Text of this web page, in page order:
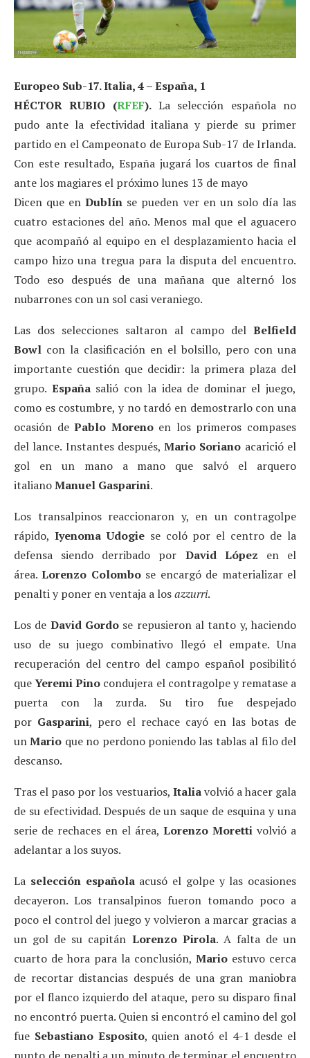
Europeo Sub-17. Italia, 4 – España, 1
HÉCTOR RUBIO (RFEF).La selección española no
pudo ante la efectividad italiana y pierde su primer
partido en el Campeonato de Europa Sub-17 de Irlanda.
Con este resultado, España jugará los cuartos de final
ante los magiares el próximo lunes 13 de mayo
Dicen que enDublín se pueden ver en un solo día las
cuatro estaciones del año. Menos mal que el aguacero
que acompañó al equipo en el desplazamiento hacia el
campo hizo una tregua para la disputa del encuentro.
Todo eso después de una mañana que alternó los
nubarrones con un sol casi veraniego.
Las dos selecciones saltaron al campo del Belfield
Bowl con la clasificación en el bolsillo, pero con una
importante cuestión que decidir: la primera plaza del
grupo. Españasalió con la idea de dominar el juego,
como es costumbre, y no tardó en demostrarlo con una
ocasión dePablo Morenoen los primeros compases
del lance. Instantes después,Mario Soriano acarició el
gol en un mano a mano que salvó el arquero
italianoManuel Gasparini.
Los transalpinos reaccionaron y, en un contragolpe
rápido, Iyenoma Udogiese coló por el centro de la
defensa siendo derribado por David López en el
área.Lorenzo Colombose encargó de materializar el
penalti y poner en ventaja a losazzurri.
Los de David Gordo se repusieron al tanto y, haciendo
uso de su juego combinativo llegó el empate. Una
recuperación del centro del campo español posibilitó
queYeremi Pino condujera el contragolpe y rematase a
puerta con la zurda. Su tiro fue despejado
por Gasparini, pero el rechace cayó en las botas de
unMario que no perdono poniendo las tablas al filo del
descanso.
Tras el paso por los vestuarios, Italiavolvió a hacer gala
de su efectividad. Después de un saque de esquina y una
serie de rechaces en el área, Lorenzo Moretti volvió a
adelantar a los suyos.
La selección españolaacusó el golpe y las ocasiones
decayeron. Los transalpinos fueron tomando poco a
poco el control del juego y volvieron a marcar gracias a
un gol de su capitán Lorenzo Pirola. A falta de un
cuarto de hora para la conclusión, Mario estuvo cerca
de recortar distancias después de una gran maniobra
por el flanco izquierdo del ataque, pero su disparo final
no encontró puerta. Quien si encontró el camino del gol
fue Sebastiano Esposito, quien anotó el 4-1 desde el